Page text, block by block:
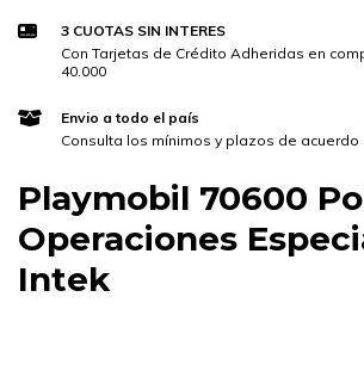
3 CUOTAS SIN INTERES
Con Tarjetas de Crédito Adheridas en
40.000
Envio a todo el país
Consulta los mínimos y plazos de acuerdo
Playmobil 70600
Operaciones
Intek